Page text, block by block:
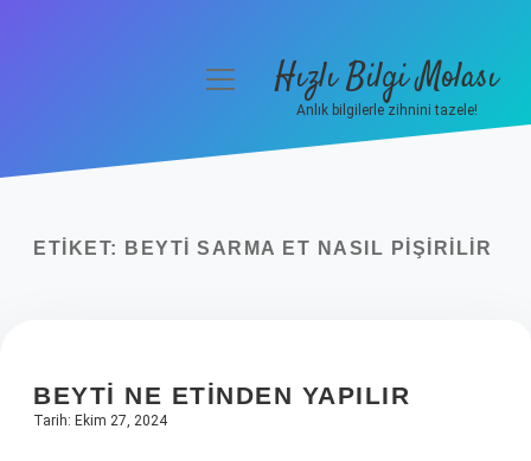
Yasal Uyarı
menüyüHızlı Bilgi Molası
Anlık bilgilerle zihnini tazele!
ETIKET: BEYTI SARMA ET NASIL PIŞIRILIR
BEYTI NE ETINDEN YAPILIR
Tarih: Ekim 27, 2024